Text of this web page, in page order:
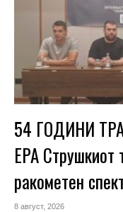
54 ГОДИНИ
ЕРА Струшкиот
ракометен
8 август, 2026